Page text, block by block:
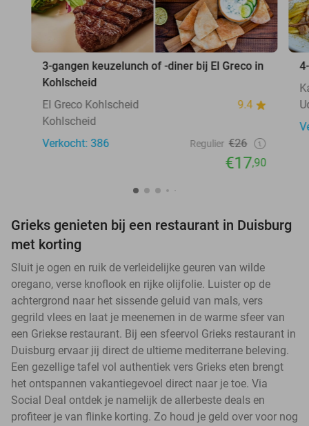
3-gangen keuzelunch of -diner bij El Greco in
Kohlscheid
El Greco Kohlscheid
9.4
Kohlscheid
Verkocht: 386
Regulier €26
€17,90
Grieks genieten bij een restaurant in Duisburg
met korting
Sluit je ogen en ruik de verleidelijke geuren van wilde
oregano, verse knoflook en rijke olijfolie. Luister op de
achtergrond naar het sissende geluid van mals, vers
gegrild vlees en laat je meenemen in de warme sfeer van
een Griekse restaurant. Bij een sfeervol Grieks restaurant in
Duisburg ervaar jij direct de ultieme mediterrane beleving.
Een gezellige tafel vol authentiek vers Grieks eten brengt
het ontspannen vakantiegevoel direct naar je toe. Via
Social Deal ontdek je namelijk de allerbeste deals en
profiteer je van flinke korting. Zo houd je geld over voor nog